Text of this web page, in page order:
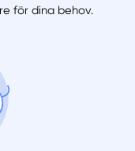
för dina behov.